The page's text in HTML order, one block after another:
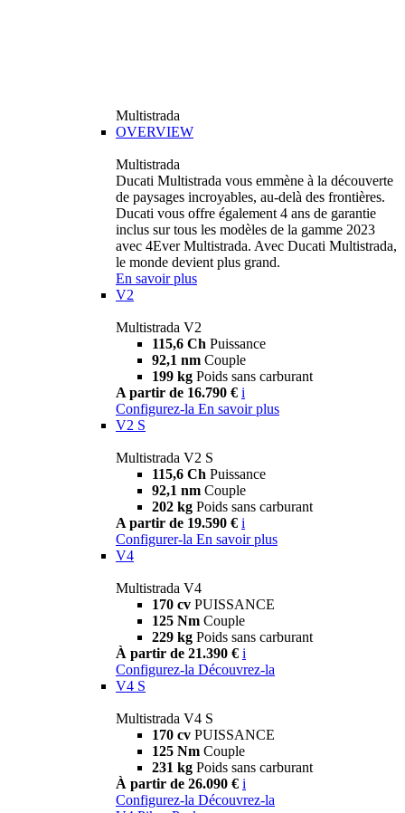
Multistrada
OVERVIEW
Multistrada
Ducati Multistrada vous emmène à la découverte
de paysages incroyables, au-delà des frontières.
Ducati vous offre également 4 ans de garantie
inclus sur tous les modèles de la gamme 2023
avec 4Ever Multistrada. Avec Ducati Multistrada,
le monde devient plus grand.
En savoir plus
V2
Multistrada V2
115,6 Ch Puissance
92,1 nm Couple
199 kg Poids sans carburant
A partir de 16.790 € i
Configurez-la En savoir plus
V2 S
Multistrada V2 S
115,6 Ch Puissance
92,1 nm Couple
202 kg Poids sans carburant
A partir de 19.590 € i
Configurer-la En savoir plus
V4
Multistrada V4
170 cv PUISSANCE
125 Nm Couple
229 kg Poids sans carburant
À partir de 21.390 € i
Configurez-la Découvrez-la
V4 S
Multistrada V4 S
170 cv PUISSANCE
125 Nm Couple
231 kg Poids sans carburant
À partir de 26.090 € i
Configurez-la Découvrez-la